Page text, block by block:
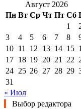
Август 2026
Пн Вт Ср Чт Пт Сб
1
3
4 5 6 7 8
10 11 12 13 14 15
17 18 19 20 21 22
24 25 26 27 28 29
31
« Июл
Выбор редактора